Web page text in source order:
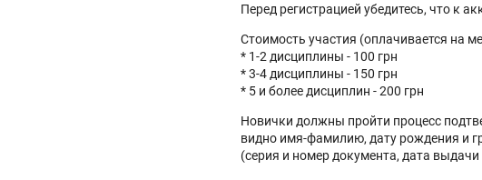
Перед регистрацией убедитесь, что к
Стоимость участия (оплачивается на
* 1-2 дисциплины - 100 грн
* 3-4 дисциплины - 150 грн
* 5 и более дисциплин - 200 грн
Новички должны пройти процесс
видно имя-фамилию, дату рождения и
(серия и номер документа, дата